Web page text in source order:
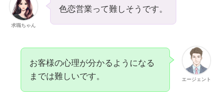
求職ちゃん
色恋営業って難しそうです。
エージェント
お客様の心理が分かるようになる
までは難しいです。